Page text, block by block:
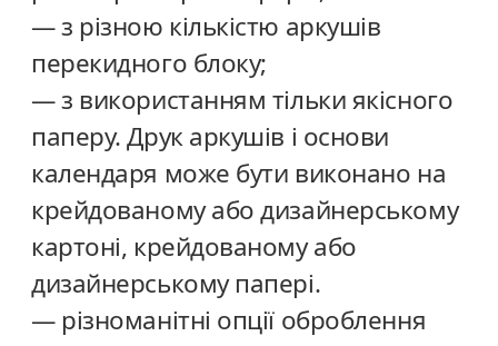
— з різною кількістю аркушів
перекидного блоку;
— з використанням тільки якісного
паперу. Друк аркушів і основи
календаря може бути виконано на
крейдованому або дизайнерському
картоні, крейдованому або
дизайнерському папері.
— різноманітні опції оброблення